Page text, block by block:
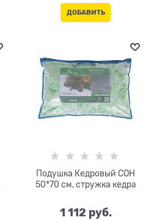
ДОБАВИТЬ
Подушка Кедровый СОН
50*70 см, стружка кедра
1 112 руб.